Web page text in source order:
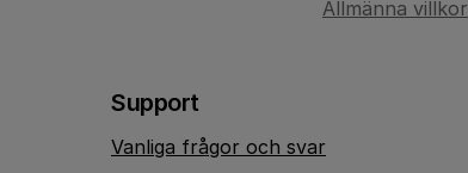
Allmänna villkor
Support
Vanliga frågor och svar